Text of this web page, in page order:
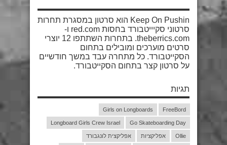
Keep On Pushin הוא סרטון במסגרת תחרות
סרטוני סקיייטבורד בחסות red.com ו-
theberrics.com. בתחרות השתתפו 12 יוצרי
סרטים מוערכים ומובילים בתחום
הסקייטבורד. כל מתחרה עבד במשך חודשיים
על סרטון קצר בתחום הסקייטבורד.
תגיות
FreeBord
Girls on Longboards
Go Skateboarding Day
Longboard Girls Crew Israel
Ollie אפליקציות אפליקצית לונגבורד